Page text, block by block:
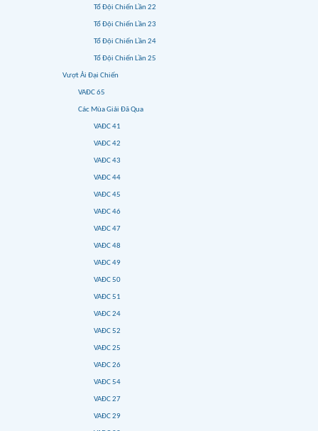
Tổ Đội Chiến Lần 22
Tổ Đội Chiến Lần 23
Tổ Đội Chiến Lần 24
Tổ Đội Chiến Lần 25
Vượt Ải Đại Chiến
VAĐC 65
Các Mùa Giải Đã Qua
VAĐC 41
VAĐC 42
VAĐC 43
VAĐC 44
VAĐC 45
VAĐC 46
VAĐC 47
VAĐC 48
VAĐC 49
VAĐC 50
VAĐC 51
VAĐC 24
VAĐC 52
VAĐC 25
VAĐC 26
VAĐC 54
VAĐC 27
VAĐC 29